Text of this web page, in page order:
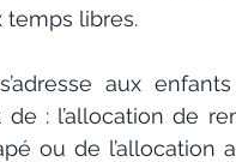
temps libres.
s’adresse aux
: l’allocation de
ou de